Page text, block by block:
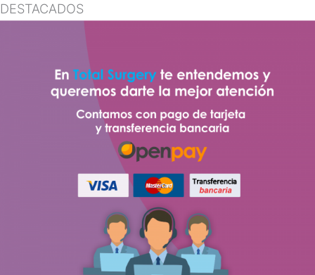
DESTACADOS